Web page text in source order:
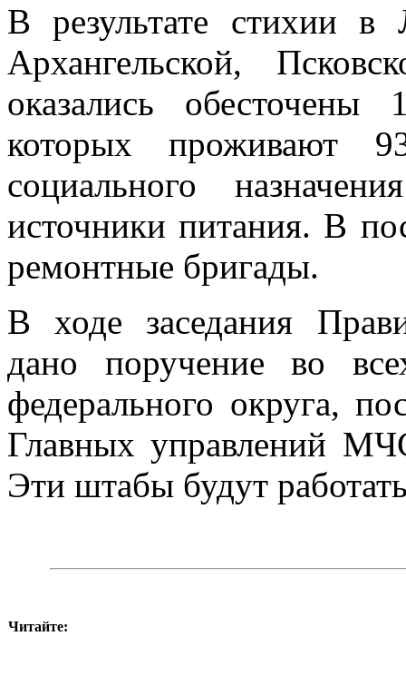
В результате стихии в
Архангельской,
оказались
которых проживают
социального
источники питания. В
ремонтные бригады.
В ходе заседания
дано поручение во
федерального округа,
Главных управлений
Эти штабы будут
Читайте: